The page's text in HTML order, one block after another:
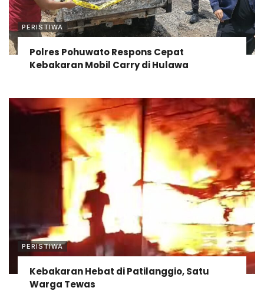
PERISTIWA
Polres Pohuwato Respons Cepat
Kebakaran Mobil Carry di Hulawa
PERISTIWA
Kebakaran Hebat di Patilanggio, Satu
Warga Tewas